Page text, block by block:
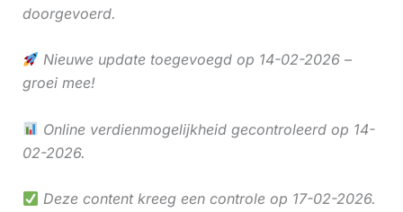
doorgevoerd.
Nieuwe update toegevoegd op 14-02-2026 –
groei mee!
Online verdienmogelijkheid gecontroleerd op 14-
02-2026.
Deze content kreeg een controle op 17-02-2026.